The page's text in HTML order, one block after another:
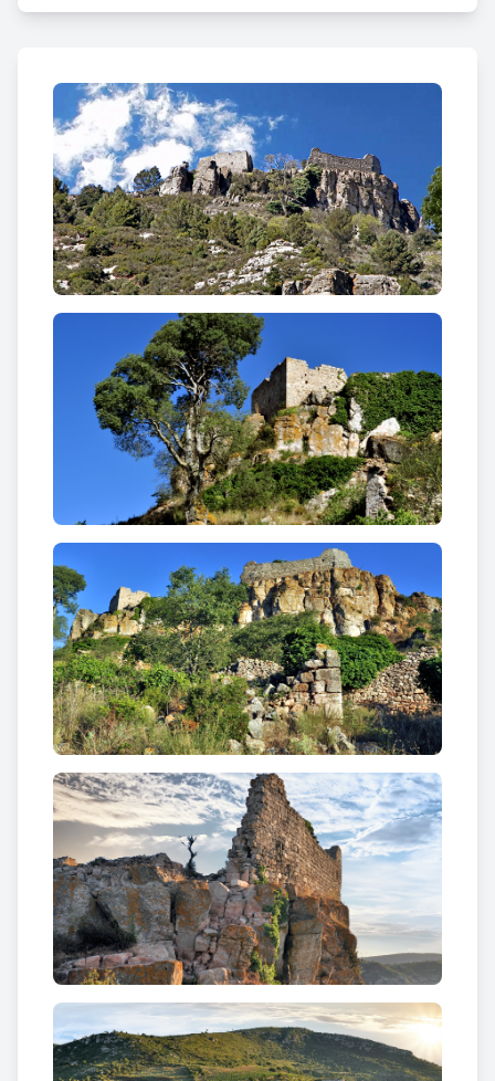
pot veure, cap al nord, fins a Montserrat i el
Elcastell de Selmellaés una fortificació medieval
documentada des del segle XI, encara que molt
probablement existís ja al segle X. El domini feudal
era del monestir de Santes Creus, essent feudataris
o castlans del castell i les seves terres diferents
famílies nobles: els Alemany, senyors de Cervelló,
fins al segle XVI, i els Armengol, barons de Rocafort,
fins al segle XIX.
La primera notícia referent al castell és de l'any
1012 en què surt esmentat en un document en què
Hug de Cervelló, pledejà amb Borrell, bisbe de Vic,
per la propietat del castell. El 1018 Hug de Cervelló
cedí als seus quatre fills, diverses terres i
possessions situades en els termes dels castells
d'Olèrdola, Selmella, Casserres, Montagut i Querol,
llegant el castell de Selmella al seu primogènit
Bonfill. Pel fogatjament de 1365 sabem que el
castell de Selmella era encara propietat dels
Cervelló.
Sembla que el castell va ser abandonat cap al
començament del segle XV, probablement amb
l’extinció del llinatge dels Cervelló. Posteriorment
consta com a propietària la família Armengol,
barons de Rocafort que el deurien comprar a
començaments del segle XVI. A l'extinció dels
senyorius jurisdiccionals, el 1837, a Selmella hi
vivien de forma bàsicament disseminada una
El castell de Selmella és únic pels seus patrons